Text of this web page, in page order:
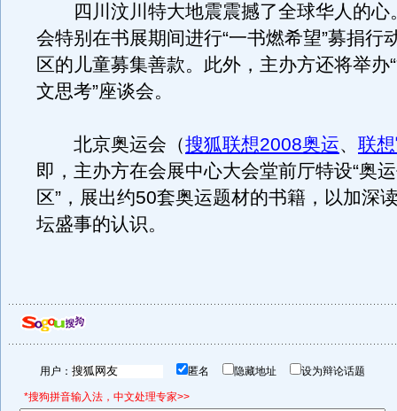
四川汶川特大地震震撼了全球华人的心
会特别在书展期间进行“一书燃希望”募捐行
区的儿童募集善款。此外，主办方还将举办
文思考”座谈会。
北京奥运会（搜狐联想2008奥运、 联
即，主办方在会展中心大会堂前厅特设“奥
区”，展出约50套奥运题材的书籍，以加深
坛盛事的认识。
用户： 匿名 隐藏地址 设为辩论话题
*搜狗拼音输入法，中文处理专家>>